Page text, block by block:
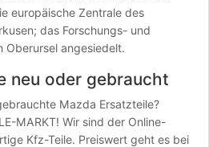
europäische Zentrale des
das Forschungs- und
Oberursel angesiedelt.
neu oder gebraucht
Mazda Ersatzteile?
MARKT! Wir sind der Online-
Kfz-Teile. Preiswert geht es bei